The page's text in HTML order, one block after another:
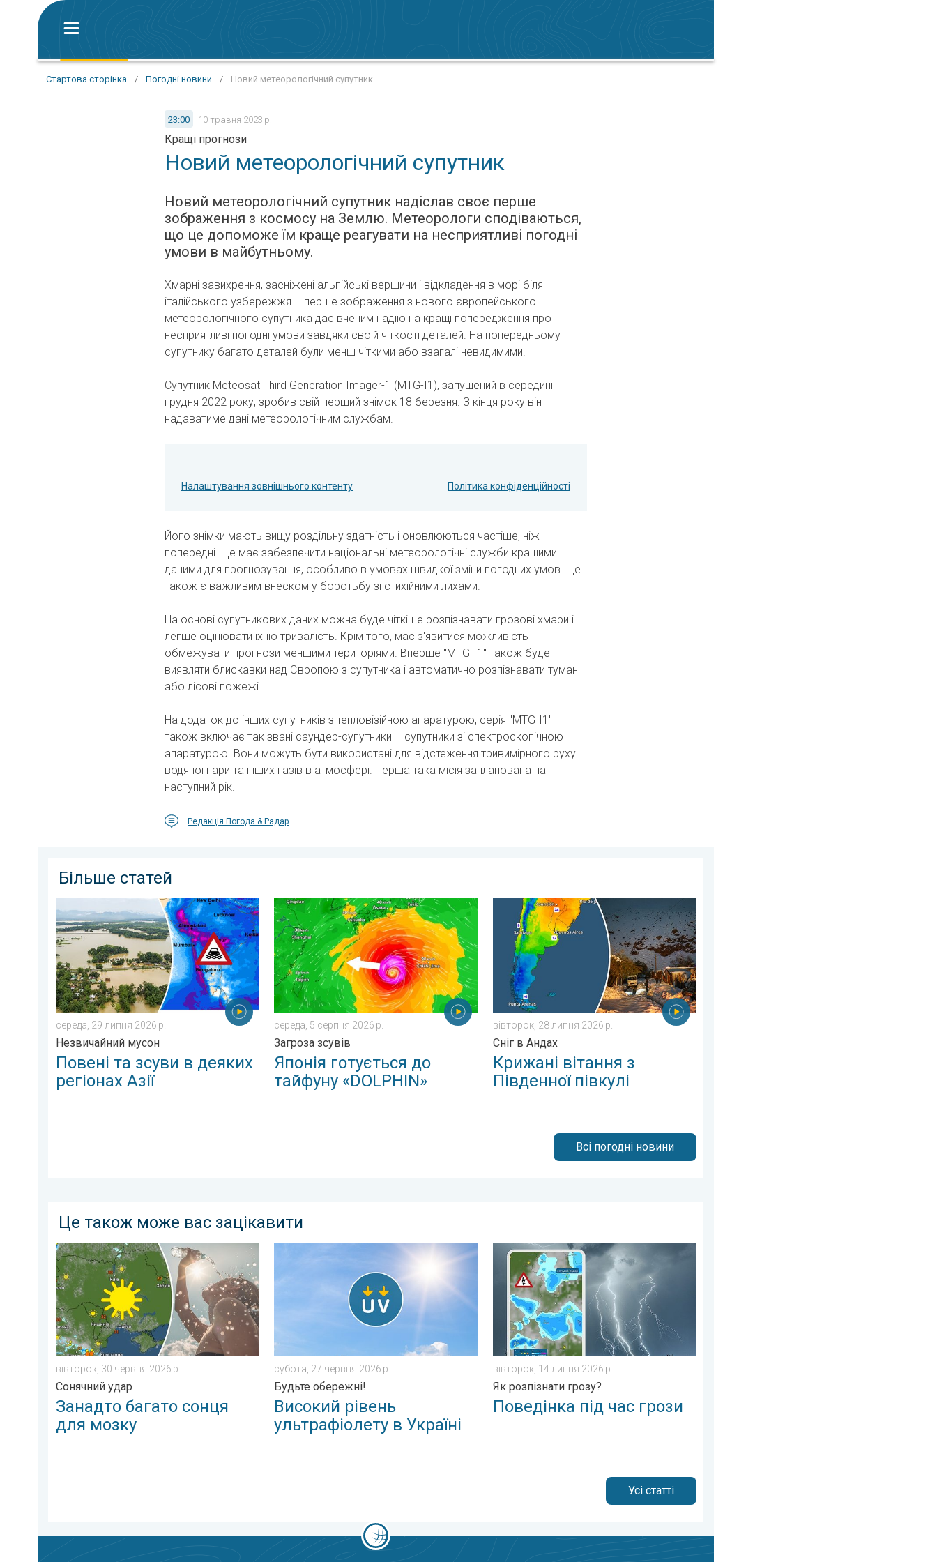
Стартова сторінка / Погодні новини / Новий метеорологічний супутник
23:00 10 травня 2023 р.
Кращі прогнози
Новий метеорологічний супутник
Новий метеорологічний супутник надіслав своє перше
зображення з космосу на Землю. Метеорологи сподіваються,
що це допоможе їм краще реагувати на несприятливі погодні
умови в майбутньому.
Хмарні завихрення, засніжені альпійські вершини і відкладення в морі біля
італійського узбережжя – перше зображення з нового європейського
метеорологічного супутника дає вченим надію на кращі попередження про
несприятливі погодні умови завдяки своїй чіткості деталей. На попередньому
супутнику багато деталей були менш чіткими або взагалі невидимими.
Супутник Meteosat Third Generation Imager-1 (MTG-I1), запущений в середині
грудня 2022 року, зробив свій перший знімок 18 березня. З кінця року він
надаватиме дані метеорологічним службам.
Налаштування зовнішнього контенту Політика конфіденційності
Його знімки мають вищу роздільну здатність і оновлюються частіше, ніж
попередні. Це має забезпечити національні метеорологічні служби кращими
даними для прогнозування, особливо в умовах швидкої зміни погодних умов. Це
також є важливим внеском у боротьбу зі стихійними лихами.
На основі супутникових даних можна буде чіткіше розпізнавати грозові хмари і
легше оцінювати їхню тривалість. Крім того, має з'явитися можливість
обмежувати прогнози меншими територіями. Вперше "MTG-I1" також буде
виявляти блискавки над Європою з супутника і автоматично розпізнавати туман
або лісові пожежі.
На додаток до інших супутників з тепловізійною апаратурою, серія "MTG-I1"
також включає так звані саундер-супутники – супутники зі спектроскопічною
апаратурою. Вони можуть бути використані для відстеження тривимірного руху
водяної пари та інших газів в атмосфері. Перша така місія запланована на
наступний рік.
Редакція Погода & Радар
Більше статей
Повені та зсуви в деяких регіонах Азії. Незвичайний мусон. . . середа, 29 липня 2026 р.
середа, 29 липня 2026 р.
Незвичайний мусон
Повені та зсуви в деяких
регіонах Азії
Японія готується до тайфуну «DOLPHIN». Загроза зсувів. . . середа, 5 серпня 2026 р.
середа, 5 серпня 2026 р.
Загроза зсувів
Японія готується до
тайфуну «DOLPHIN»
Крижані вітання з Південної півкулі. Сніг в Андах. . . вівторок, 28 липня 2026 р.
вівторок, 28 липня 2026 р.
Сніг в Андах
Крижані вітання з
Південної півкулі
Всі погодні новини
Це також може вас зацікавити
Занадто багато сонця для мозку. Сонячний удар. . . вівторок, 30 червня 2026 р.
вівторок, 30 червня 2026 р.
Сонячний удар
Занадто багато сонця
для мозку
Високий рівень ультрафіолету в Україні. Будьте обережні!. . . субота, 27 червня 2026 р.
субота, 27 червня 2026 р.
Будьте обережні!
Високий рівень
ультрафіолету в Україні
Поведінка під час грози. Як розпізнати грозу?. . . вівторок, 14 липня 2026 р.
вівторок, 14 липня 2026 р.
Як розпізнати грозу?
Поведінка під час грози
Усі статті